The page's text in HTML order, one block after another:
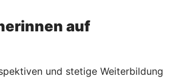
auf
und stetige Weiterbildung